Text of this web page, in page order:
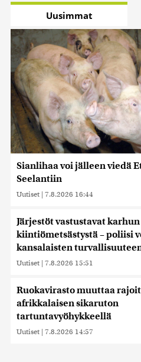
Uusimmat
Sianlihaa voi jälleen viedä
Seelantiin
Uutiset | 7.8.2026 16:44
Järjestöt vastustavat karhun
kiintiömetsästystä – poliisi
kansalaisten
Uutiset | 7.8.2026 15:51
Ruokavirasto muuttaa
afrikkalaisen sikaruton
tartuntavyöhykkeellä
Uutiset | 7.8.2026 14:57